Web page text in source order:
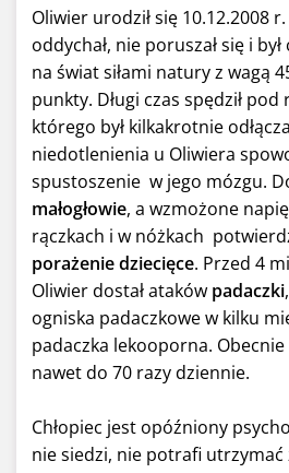
Oliwier urodził się 10.12.2008
oddychał, nie poruszał się i był
na świat siłami natury z wagą
punkty. Długi czas spędził
którego był kilkakrotnie
niedotlenienia u Oliwiera
spustoszenie w jego mózgu.
małogłowie, a wzmożone
rączkach i w nóżkach
porażenie dziecięce. Przed 4
Oliwier dostał ataków padaczki
ogniska padaczkowe w kilku
padaczka lekooporna.
nawet do 70 razy dziennie.
Chłopiec jest opóźniony
nie siedzi, nie potrafi utrzymać